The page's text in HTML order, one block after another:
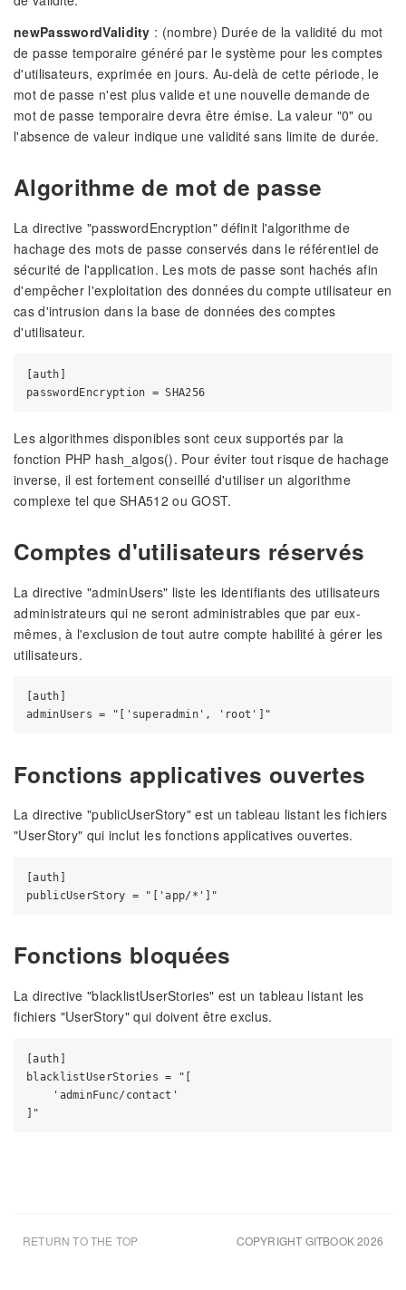
newPasswordValidity : (nombre) Durée de la validité du mot
de passe temporaire généré par le système pour les comptes
d'utilisateurs, exprimée en jours. Au-delà de cette période, le
mot de passe n'est plus valide et une nouvelle demande de
mot de passe temporaire devra être émise. La valeur "0" ou
l'absence de valeur indique une validité sans limite de durée.
Algorithme de mot de passe
La directive "passwordEncryption" définit l'algorithme de
hachage des mots de passe conservés dans le référentiel de
sécurité de l'application. Les mots de passe sont hachés afin
d'empêcher l'exploitation des données du compte utilisateur en
cas d'intrusion dans la base de données des comptes
d'utilisateur.
[auth]
Les algorithmes disponibles sont ceux supportés par la
fonction PHP hash_algos(). Pour éviter tout risque de hachage
inverse, il est fortement conseillé d'utiliser un algorithme
complexe tel que SHA512 ou GOST.
Comptes d'utilisateurs réservés
La directive "adminUsers" liste les identifiants des utilisateurs
administrateurs qui ne seront administrables que par eux-
mêmes, à l'exclusion de tout autre compte habilité à gérer les
utilisateurs.
[auth]
Fonctions applicatives ouvertes
La directive "publicUserStory" est un tableau listant les fichiers
"UserStory" qui inclut les fonctions applicatives ouvertes.
[auth]
Fonctions bloquées
La directive "blacklistUserStories" est un tableau listant les
fichiers "UserStory" qui doivent être exclus.
[auth]
blacklistUserStories = "[
    'adminFunc/contact'
COPYRIGHT GITBOOK 2026
RETURN TO THE TOP